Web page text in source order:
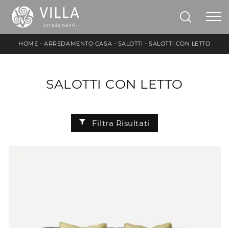
HOME -ARREDAMENTO CASA - SALOTTI -SALOTTI CON LETTO
SALOTTI CON LETTO
Filtra Risultati